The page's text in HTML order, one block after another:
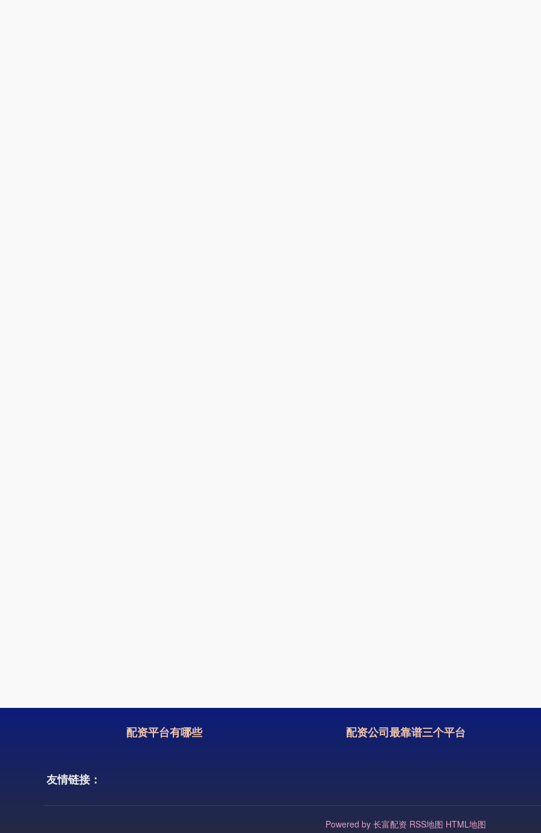
配资平台有哪些 配资公司最靠谱三个平台
友情链接：
Powered by 长富配资 RSS地图 HTML地图